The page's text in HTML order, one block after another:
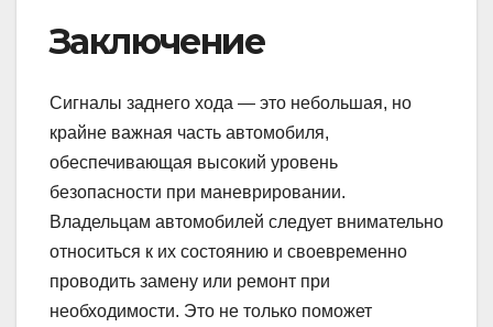
Заключение
Сигналы заднего хода — это небольшая, но
крайне важная часть автомобиля,
обеспечивающая высокий уровень
безопасности при маневрировании.
Владельцам автомобилей следует внимательно
относиться к их состоянию и своевременно
проводить замену или ремонт при
необходимости. Это не только поможет